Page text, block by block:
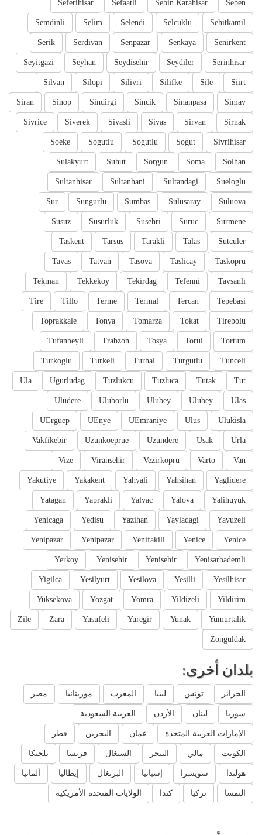
Seben
Sebin Karahisar
Sefaatli
Seferihisar
Sehitkamil
Selcuklu
Selendi
Selim
Semdinli
Senirkent
Senkaya
Senpazar
Serdivan
Serik
Serinhisar
Seydiler
Seydisehir
Seyhan
Seyitgazi
Siirt
Sile
Silifke
Silivri
Silopi
Silvan
Simav
Sinanpasa
Sincik
Sindirgi
Sinop
Siran
Sirnak
Sirvan
Sivas
Sivasli
Siverek
Sivrice
Sivrihisar
Sogut
Sogutlu
Sogutlu
Soeke
Solhan
Soma
Sorgun
Suhut
Sulakyurt
Sueloglu
Sultandagi
Sultanhani
Sultanhisar
Suluova
Sulusaray
Sumbas
Sungurlu
Sur
Surmene
Suruc
Susehri
Susurluk
Susuz
Sutculer
Talas
Tarakli
Tarsus
Taskent
Taskopru
Taslicay
Tasova
Tatvan
Tavas
Tavsanli
Tefenni
Tekirdag
Tekkekoy
Tekman
Tepebasi
Tercan
Termal
Terme
Tillo
Tire
Tirebolu
Tokat
Tomarza
Tonya
Toprakkale
Tortum
Torul
Tosya
Trabzon
Tufanbeyli
Tunceli
Turgutlu
Turhal
Turkeli
Turkoglu
Tut
Tutak
Tuzluca
Tuzlukcu
Ugurludag
Ula
Ulas
Ulubey
Ulubey
Uluborlu
Uludere
Ulukisla
Ulus
UEmraniye
UEnye
UErguep
Urla
Usak
Uzundere
Uzunkoeprue
Vakfikebir
Van
Varto
Vezirkopru
Viransehir
Vize
Yaglidere
Yahsihan
Yahyali
Yakakent
Yakutiye
Yalihuyuk
Yalova
Yalvac
Yaprakli
Yatagan
Yavuzeli
Yayladagi
Yazihan
Yedisu
Yenicaga
Yenice
Yenice
Yenifakili
Yenipazar
Yenipazar
Yenisarbademli
Yenisehir
Yenisehir
Yerkoy
Yesilhisar
Yesilli
Yesilova
Yesilyurt
Yigilca
Yildirim
Yildizeli
Yomra
Yozgat
Yuksekova
Yumurtalik
Yunak
Yuregir
Yusufeli
Zara
Zile
Zonguldak
بلدان أخرى:
الجزائر تونس ليبيا المغرب موريتانيا مصر
سوريا لبنان الأردن العربية السعودية
الإمارات العربية المتحدة عمان البحرين قطر
الكويت مالي النيجر السنغال فرنسا بلجيكا
هولندا سويسرا إسبانيا البرتغال إيطاليا ألمانيا
النمسا تركيا كندا الولايات المتحدة الأمريكية